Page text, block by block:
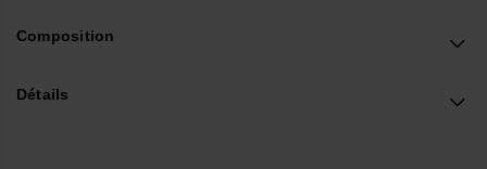
Ce modèle unisexe trouve sa place aussi bien avec un short en
Composition
Détails